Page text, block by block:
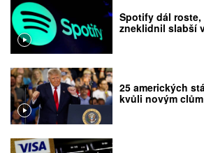
Spotify dál
zneklidnil slabší
25 amerických
kvůli novým clům